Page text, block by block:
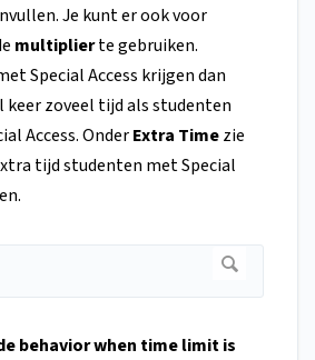
Je kunt er ook voor
multiplierte gebruiken.
Special Access krijgen dan
keer zoveel tijd als studenten
Access. OnderExtra Timezie
tijd studenten met Special
behavior when time limit is